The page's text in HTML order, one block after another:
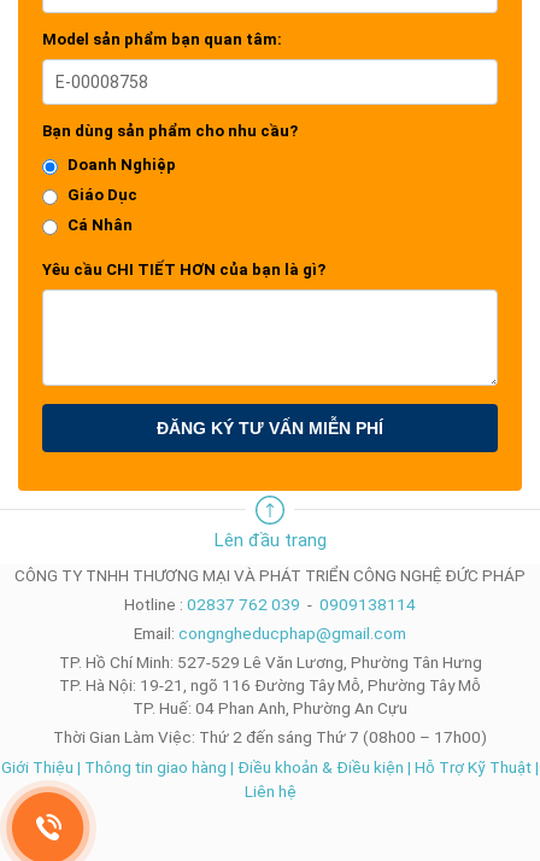
Model sản phẩm bạn quan tâm:
Bạn dùng sản phẩm cho nhu cầu?
Doanh Nghiệp
Giáo Dục
Cá Nhân
Yêu cầu CHI TIẾT HƠN của bạn là gì?
ĐĂNG KÝ TƯ VẤN MIỄN PHÍ
Lên đầu trang
CÔNG TY TNHH THƯƠNG MẠI VÀ PHÁT TRIỂN CÔNG NGHỆ ĐỨC PHÁP
Hotline : 02837 762 039 - 0909138114
Email: congngheducphap@gmail.com
TP. Hồ Chí Minh: 527-529 Lê Văn Lương, Phường Tân Hưng
TP. Hà Nội: 19-21, ngõ 116 Đường Tây Mỗ, Phường Tây Mỗ
TP. Huế: 04 Phan Anh, Phường An Cựu
Thời Gian Làm Việc: Thứ 2 đến sáng Thứ 7 (08h00 – 17h00)
Giới Thiệu | Thông tin giao hàng | Điều khoản & Điều kiện | Hỗ Trợ Kỹ Thuật|
Liên hệ